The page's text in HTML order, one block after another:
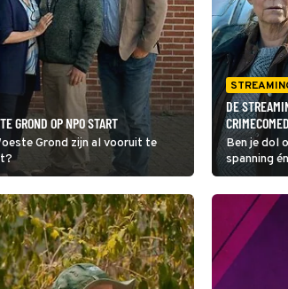
GROND OP NPO START
Grond zijn al vooruit te
DE
Ben je dol
spanning
comedy